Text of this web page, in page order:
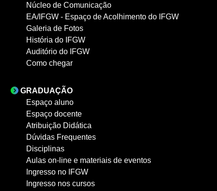
Núcleo de Comunicação
EA/IFGW - Espaço de Acolhimento do IFGW
Galeria de Fotos
História do IFGW
Auditório do IFGW
Como chegar
GRADUAÇÃO
Espaço aluno
Espaço docente
Atribuição Didática
Dúvidas Frequentes
Disciplinas
Aulas on-line e materiais de eventos
Ingresso no IFGW
Ingresso nos cursos